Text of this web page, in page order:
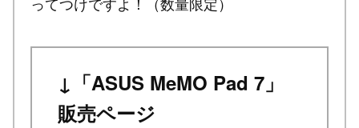
↓「ASUS MeMO Pad 7」
販売ページ